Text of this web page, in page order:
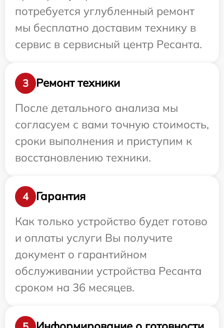
потребуется углубленный ремонт
мы бесплатно доставим технику в
сервис в сервисный центр Ресанта.
3
Ремонт техники
После детального анализа мы
согласуем с вами точную стоимость,
сроки выполнения и приступим к
восстановлению техники.
4
Гарантия
Как только устройство будет готово
и оплаты услуги Вы получите
документ о гарантийном
обслуживании устройства Ресанта
сроком на 36 месяцев.